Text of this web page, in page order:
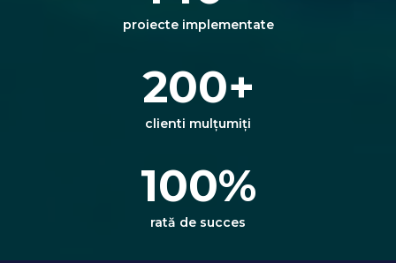
proiecte implementate
200+
clienti mulțumiți
100%
rată de succes